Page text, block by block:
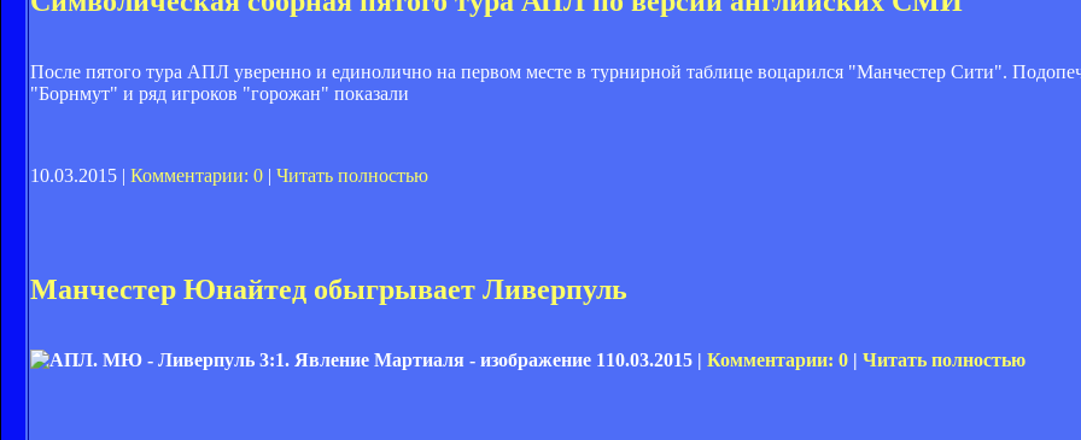
После пятого тура АПЛ уверенно и единолично на первом месте в турнирной таблице воцарился "Манчестер Сити".
"Борнмут" и ряд игроков "горожан" показали
10.03.2015 | Комментарии: 0 | Читать полностью
Манчестер Юнайтед обыгрывает Ливерпуль
10.03.2015 | Комментарии: 0 | Читать полностью